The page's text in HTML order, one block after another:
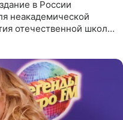
в России
неакадемической
отечественной школы